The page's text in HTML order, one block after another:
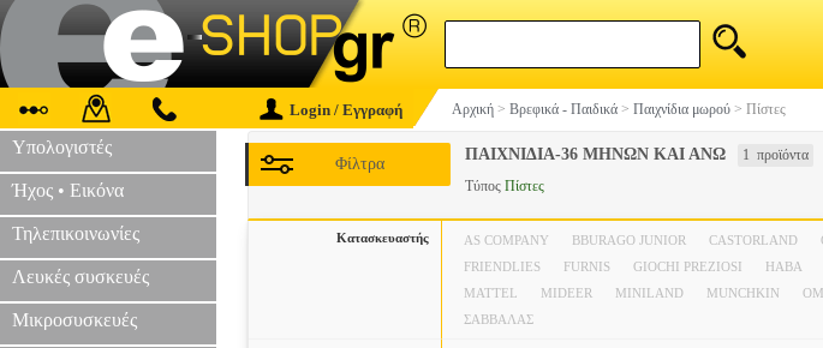
Login / Εγγραφή Αρχική > Βρεφικά - Παιδικά > Παιχνίδια μωρού > Πίστες
Υπολογιστές
Ήχος • Εικόνα
Τηλεπικοινωνίες
Λευκές συσκευές
Μικροσυσκευές
ΠΑΙΧΝΙΔΙΑ-36 ΜΗΝΩΝ ΚΑΙ ΑΝΩ 1 προϊόντα
Φίλτρα
Τύπος Πίστες
Κατασκευαστής AS COMPANY BBURAGO JUNIOR CASTORLAND
FRIENDLIES
FURNIS GIOCHI PREZIOSI HABA
MATTEL
MIDEER MINILAND MUNCHKIN
ΣΑΒΒΑΛΑΣ